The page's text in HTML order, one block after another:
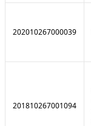
202010267000039
201810267001094